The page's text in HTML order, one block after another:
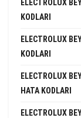
ELECTROLUX
KODLARI
ELECTROLUX
KODLARI
ELECTROLUX
HATA KODLARI
ELECTROLUX